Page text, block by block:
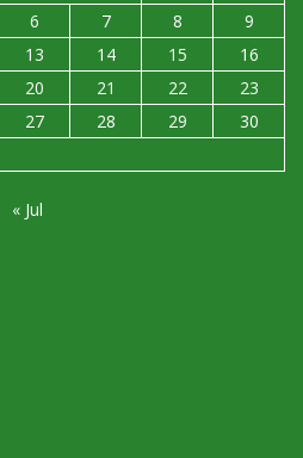
6 7 8
9
13 14 15
16
20 21 22
23
27 28 29
30
« Jul